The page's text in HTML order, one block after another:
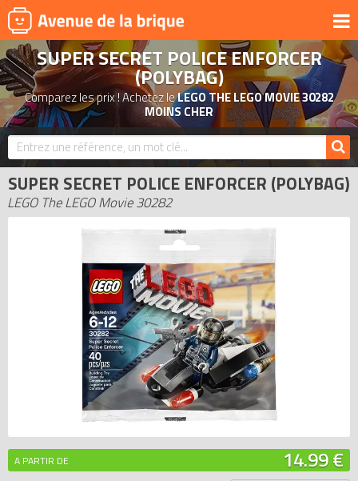
UNIVERS
PRODUITS DÉRIVÉS
NOUVEAUTÉS
LEGO 2026
BONS PLANS
ACTUALITÉS
ASSOCIATIONS DE FANS
EXPOSITIONS LEGO
LEGO LES PLUS CHERS
DERNIERS LEGO AJOUTÉS
SUPER SECRET POLICE ENFORCER
(POLYBAG)
Comparez les prix ! Achetez leLEGO THE LEGO MOVIE 30282
MOINS CHER
SUPER SECRET POLICE ENFORCER (POLYBAG)
LEGO The LEGO Movie 30282
A PARTIR DE 14.99 €